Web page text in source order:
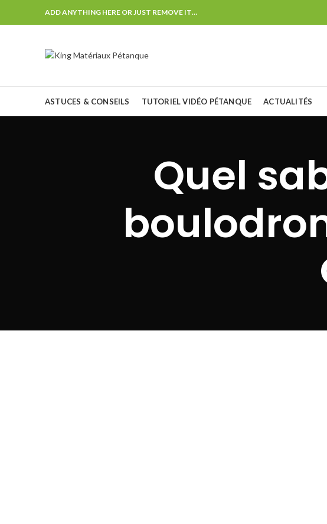
ADD ANYTHING HERE OR JUST REMOVE IT…
ASTUCES & CONSEILS TUTORIEL VIDÉO PÉTANQUE ACTUALITÉS
Quel